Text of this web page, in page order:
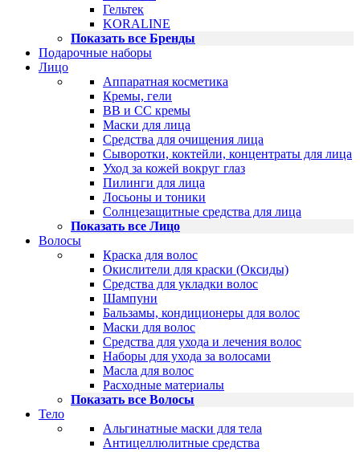
Гельтек
KORALINE
Показать все Бренды
Подарочные наборы
Лицо
Аппаратная косметика
Кремы, гели
BB и CC кремы
Маски для лица
Средства для очищения лица
Сыворотки, коктейли, концентраты для лица
Уход за кожей вокруг глаз
Пилинги для лица
Лосьоны и тоники
Солнцезащитные средства для лица
Показать все Лицо
Волосы
Краска для волос
Окислители для краски (Оксиды)
Средства для укладки волос
Шампуни
Бальзамы, кондиционеры для волос
Маски для волос
Средства для ухода и лечения волос
Наборы для ухода за волосами
Масла для волос
Расходные материалы
Показать все Волосы
Тело
Альгинатные маски для тела
Антицеллюлитные средства